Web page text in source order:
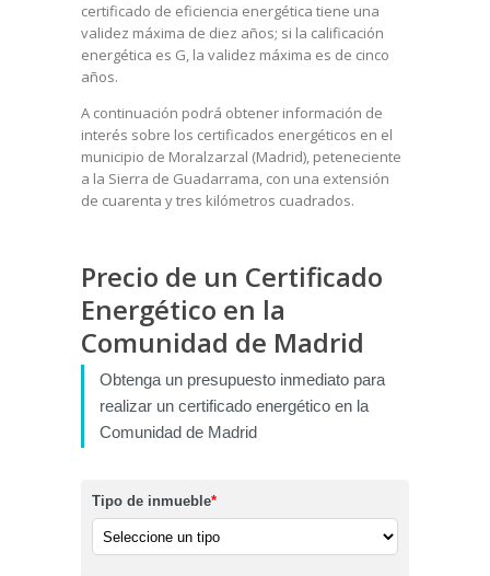
certificado de eficiencia energética tiene una
validez máxima de diez años; si la calificación
energética es G, la validez máxima es de cinco
años.
A continuación podrá obtener información de
interés sobre los certificados energéticos en el
municipio de Moralzarzal (Madrid), peteneciente
a la Sierra de Guadarrama, con una extensión
de cuarenta y tres kilómetros cuadrados.
Precio de un Certificado
Energético en la
Comunidad de Madrid
Obtenga un presupuesto inmediato para
realizar un certificado energético en la
Comunidad de Madrid
Tipo de inmueble*